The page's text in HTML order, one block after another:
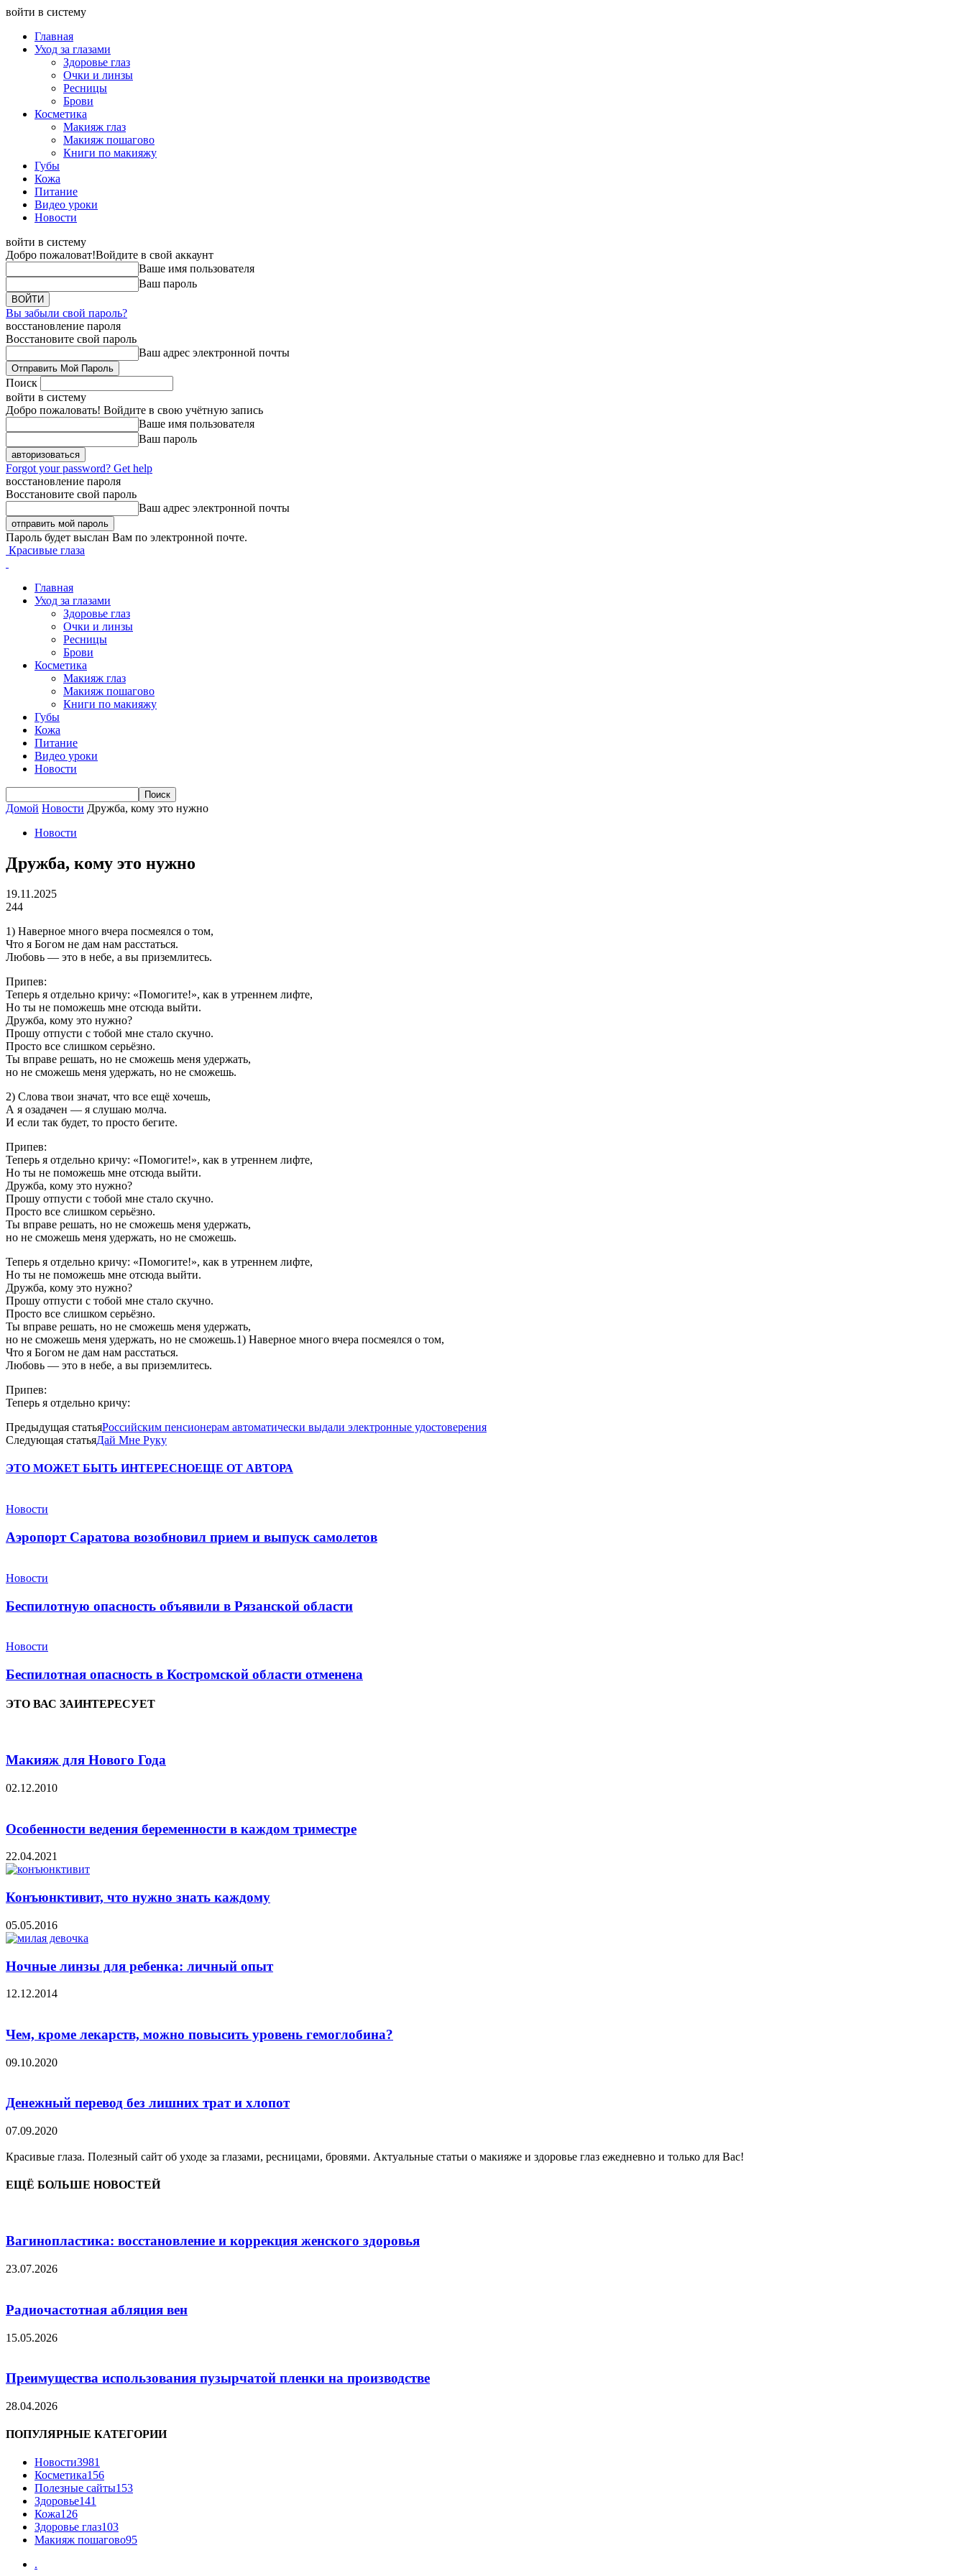
войти в систему
Главная
Уход за глазами
Здоровье глаз
Очки и линзы
Ресницы
Брови
Косметика
Макияж глаз
Макияж пошагово
Книги по макияжу
Губы
Кожа
Питание
Видео уроки
Новости
войти в систему
Добро пожаловат!Войдите в свой аккаунт
Ваше имя пользователя
Ваш пароль
Вы забыли свой пароль?
восстановление пароля
Восстановите свой пароль
Ваш адрес электронной почты
Поиск
войти в систему
Добро пожаловать! Войдите в свою учётную запись
Ваше имя пользователя
Ваш пароль
Forgot your password? Get help
восстановление пароля
Восстановите свой пароль
Ваш адрес электронной почты
Пароль будет выслан Вам по электронной почте.
Красивые глаза
Главная
Уход за глазами
Здоровье глаз
Очки и линзы
Ресницы
Брови
Косметика
Макияж глаз
Макияж пошагово
Книги по макияжу
Губы
Кожа
Питание
Видео уроки
Новости
Домой Новости Дружба, кому это нужно
Новости
Дружба, кому это нужно
19.11.2025
244
1) Наверное много вчера посмеялся о том,
Что я Богом не дам нам расстаться.
Любовь — это в небе, а вы приземлитесь.
Припев:
Теперь я отдельно кричу: «Помогите!», как в утреннем лифте,
Но ты не поможешь мне отсюда выйти.
Дружба, кому это нужно?
Прошу отпусти с тобой мне стало скучно.
Просто все слишком серьёзно.
Ты вправе решать, но не сможешь меня удержать,
но не сможешь меня удержать, но не сможешь.
2) Слова твои значат, что все ещё хочешь,
А я озадачен — я слушаю молча.
И если так будет, то просто бегите.
Припев:
Теперь я отдельно кричу: «Помогите!», как в утреннем лифте,
Но ты не поможешь мне отсюда выйти.
Дружба, кому это нужно?
Прошу отпусти с тобой мне стало скучно.
Просто все слишком серьёзно.
Ты вправе решать, но не сможешь меня удержать,
но не сможешь меня удержать, но не сможешь.
Теперь я отдельно кричу: «Помогите!», как в утреннем лифте,
Но ты не поможешь мне отсюда выйти.
Дружба, кому это нужно?
Прошу отпусти с тобой мне стало скучно.
Просто все слишком серьёзно.
Ты вправе решать, но не сможешь меня удержать,
но не сможешь меня удержать, но не сможешь.1) Наверное много вчера посмеялся о том,
Что я Богом не дам нам расстаться.
Любовь — это в небе, а вы приземлитесь.
Припев:
Теперь я отдельно кричу:
Предыдущая статьяРоссийским пенсионерам автоматически выдали электронные удостоверения
Следующая статьяДай Мне Руку
ЭТО МОЖЕТ БЫТЬ ИНТЕРЕСНОЕЩЕ ОТ АВТОРА
Новости
Аэропорт Саратова возобновил прием и выпуск самолетов
Новости
Беспилотную опасность объявили в Рязанской области
Новости
Беспилотная опасность в Костромской области отменена
ЭТО ВАС ЗАИНТЕРЕСУЕТ
Макияж для Нового Года
02.12.2010
Особенности ведения беременности в каждом триместре
22.04.2021
Конъюнктивит, что нужно знать каждому
05.05.2016
Ночные линзы для ребенка: личный опыт
12.12.2014
Чем, кроме лекарств, можно повысить уровень гемоглобина?
09.10.2020
Денежный перевод без лишних трат и хлопот
07.09.2020
Красивые глаза. Полезный сайт об уходе за глазами, ресницами, бровями. Актуальные статьи о макияже и здоровье глаз ежедневно и только для Вас!
ЕЩЁ БОЛЬШЕ НОВОСТЕЙ
Вагинопластика: восстановление и коррекция женского здоровья
23.07.2026
Радиочастотная абляция вен
15.05.2026
Преимущества использования пузырчатой пленки на производстве
28.04.2026
ПОПУЛЯРНЫЕ КАТЕГОРИИ
Новости3981
Косметика156
Полезные сайты153
Здоровье141
Кожа126
Здоровье глаз103
Макияж пошагово95
.